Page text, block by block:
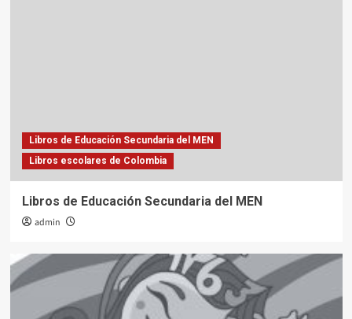
Libros de Educación Secundaria del MEN
Libros escolares de Colombia
Libros de Educación Secundaria del MEN
admin